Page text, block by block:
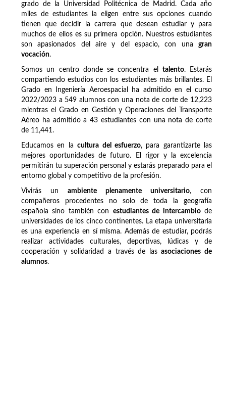
grado de la Universidad Politécnica de Madrid. Cada año
miles de estudiantes la eligen entre sus opciones cuando
tienen que decidir la carrera que desean estudiar y para
muchos de ellos es su primera opción. Nuestros estudiantes
son apasionados del aire y del espacio, con una gran
vocación.
Somos un centro donde se concentra el talento. Estarás
compartiendo estudios con los estudiantes más brillantes. El
Grado en Ingeniería Aeroespacial ha admitido en el curso
2022/2023 a 549 alumnos con una nota de corte de 12,223
mientras el Grado en Gestión y Operaciones del Transporte
Aéreo ha admitido a 43 estudiantes con una nota de corte
de 11,441.
Educamos en lacultura del esfuerzo, para garantizarte las
mejores oportunidades de futuro. El rigor y la excelencia
permitirán tu superación personal y estarás preparado para el
entorno global y competitivo de la profesión.
Vivirás un ambiente plenamente universitario, con
compañeros procedentes no solo de toda la geografía
española sino también con estudiantes de intercambiode
universidades de los cinco continentes. La etapa universitaria
es una experiencia en sí misma. Además de estudiar, podrás
realizar actividades culturales, deportivas, lúdicas y de
cooperación y solidaridad a través de lasasociaciones de
alumnos.